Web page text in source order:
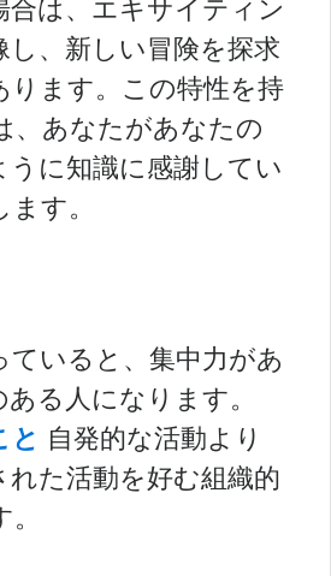
合は、エキサイティン
し、新しい冒険を探求
ります。この特性を持
、あなたがあなたの
うに知識に感謝してい
す。
ていると、集中力があ
る人になります。
と 自発的な活動より
れた活動を好む組織的